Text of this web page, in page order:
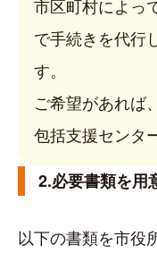
市区町村によっ
で手続きを代行
す。
ご希望があれば
包括支援センタ
2.必要書類を用
以下の書類を市役